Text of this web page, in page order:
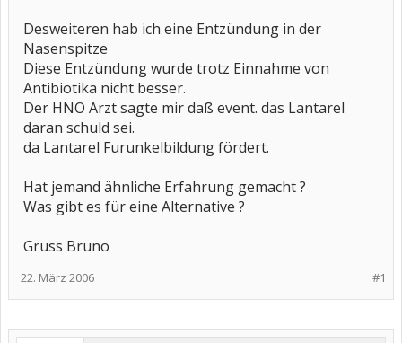
Desweiteren hab ich eine Entzündung in der
Nasenspitze
Diese Entzündung wurde trotz Einnahme von
Antibiotika nicht besser.
Der HNO Arzt sagte mir daß event. das Lantarel
daran schuld sei.
da Lantarel Furunkelbildung fördert.
Hat jemand ähnliche Erfahrung gemacht ?
Was gibt es für eine Alternative ?
Gruss Bruno
#1
22. März 2006